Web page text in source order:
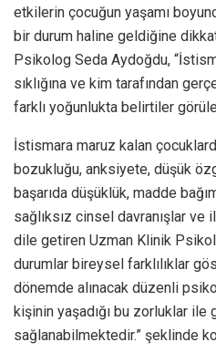
etkilerin çocuğun yaşamı
bir durum haline geldiğine
Psikolog Seda Aydoğdu,
sıklığına ve kim tarafından
farklı yoğunlukta belirtiler
İstismara maruz kalan
bozukluğu, anksiyete, düşük
başarıda düşüklük, madde
sağlıksız cinsel davranışlar
dile getiren Uzman Klinik
durumlar bireysel farklılıklar
dönemde alınacak düzenli
kişinin yaşadığı bu zorluklar
sağlanabilmektedir.” şeklinde